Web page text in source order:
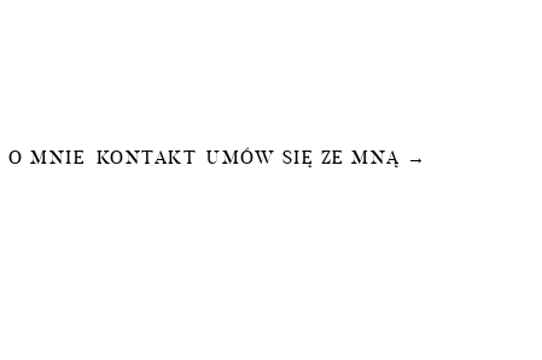
O MNIE KONTAKT UMÓW SIĘ ZE MNĄ →